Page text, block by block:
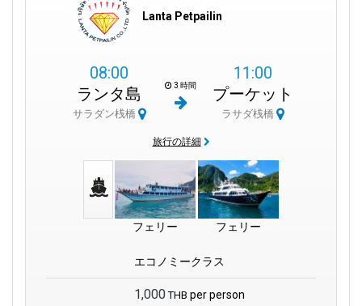
島の南部に位置するクロンコンの静けさを発見してください。
外の世界から離れたい人にとって、クロンコンは完璧な選択で
す。ここでは、穏やかな波が心地よい安心感を提供します。
ロングビーチの魅力：
それは、理想的なビーチでの休暇を求め
る人々にとって探検する準備ができた楽園です。島の南海岸に
沿って広がるこの手つかずの砂と海の広がりは、リラクゼーシ
コランタののんびりとした雰囲気：コランタ島では、時間がゆ
っくりと流れているように感じられます。美しいビーチでくつ
ろぎながら、その魅力を感じ、美味しい食事を楽しみ、この島
のユニークな生活様式を受け入れましょう。
ピ島へのエキサイティングな旅を始めましょう。完璧な白砂、
透き通った水、活気あるナイトライフを備えたピピ島は、見逃
せない目的地です。これは、コランタでの滞在に特別なタッチ
Lanta Petpailin
08:00
ランタ島
サラダン桟橋
3 時間
11:00
プーケット
ラサダ桟橋
旅行の詳細
フェリー フェリー
エコノミークラス
1,000 THB per person